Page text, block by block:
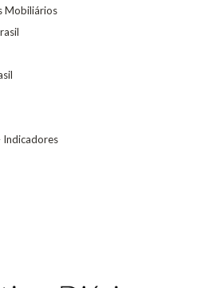
Mobiliários
Indicadores